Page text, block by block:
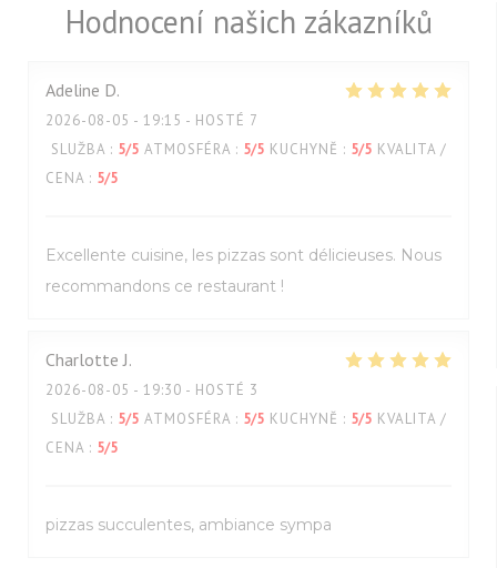
Hodnocení našich zákazníků
Adeline D
2026-08-05 - 19:15 - HOSTÉ 7
SLUŽBA : 5/5 ATMOSFÉRA : 5/5 KUCHYNĚ : 5/5 KVALITA /
CENA : 5/5
Excellente cuisine, les pizzas sont délicieuses. Nous
recommandons ce restaurant !
Charlotte J
2026-08-05 - 19:30 - HOSTÉ 3
SLUŽBA : 5/5 ATMOSFÉRA : 5/5 KUCHYNĚ : 5/5 KVALITA /
CENA : 5/5
pizzas succulentes, ambiance sympa